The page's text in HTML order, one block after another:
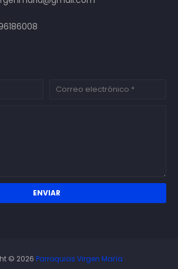
© 2026 Parroquias Virgen María